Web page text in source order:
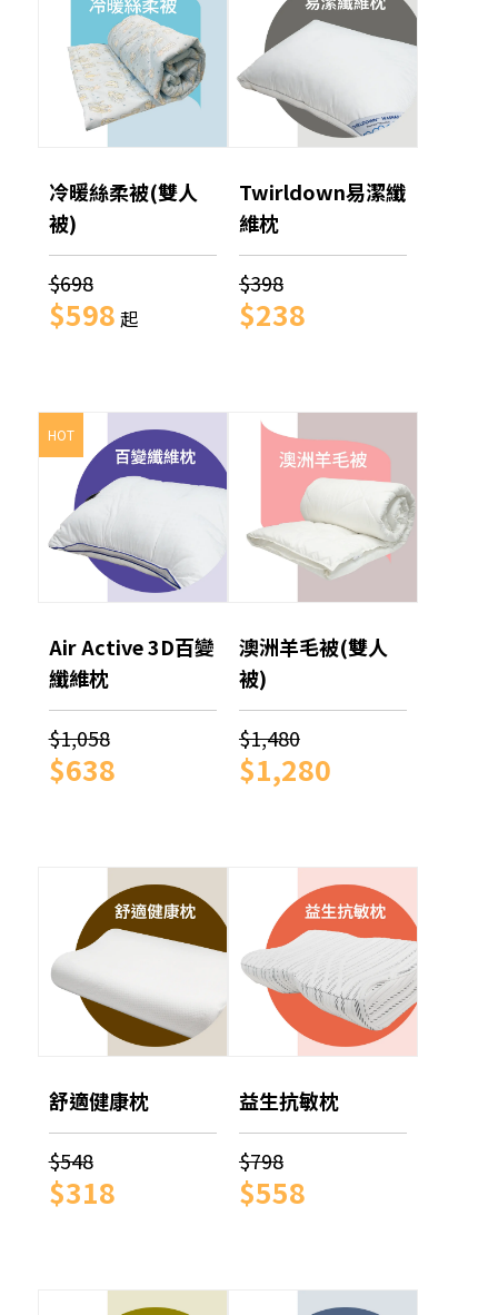
冷暖絲柔被(雙人
被)
$698
$598 起
Twirldown易潔纖
維枕
$398
$238
HOT
Air Active 3D百變
纖維枕
$1,058
$638
澳洲羊毛被(雙人
被)
$1,480
$1,280
舒適健康枕
$548
$318
益生抗敏枕
$798
$558